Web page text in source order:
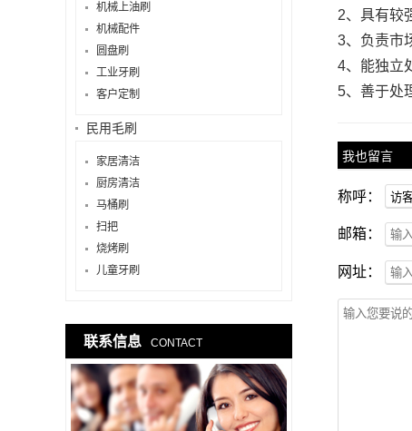
2、具有较
3、负责市
4、能独立
5、善于处
我也留言
称呼：
邮箱：
网址：
机械上油刷
机械配件
圆盘刷
工业牙刷
客户定制
民用毛刷
家居清洁
厨房清洁
马桶刷
扫把
烧烤刷
儿童牙刷
联系信息 CONTACT